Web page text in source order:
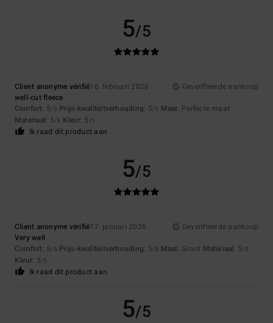
5/5
Client anonyme vérifié16. februari 2026
Geverifieerde aankoop
well-cut fleece
Comfort: 5/5 Prijs-kwaliteitverhouding: 5/5 Maat: Perfecte maat
Materiaal: 5/5 Kleur: 5 /5
Ik raad dit product aan
5/5
Client anonyme vérifié17. januari 2026
Geverifieerde aankoop
Very well
Comfort: 5/5 Prijs-kwaliteitverhouding: 5/5 Maat: Groot Materiaal: 5/5
Kleur: 5/5
Ik raad dit product aan
5/5